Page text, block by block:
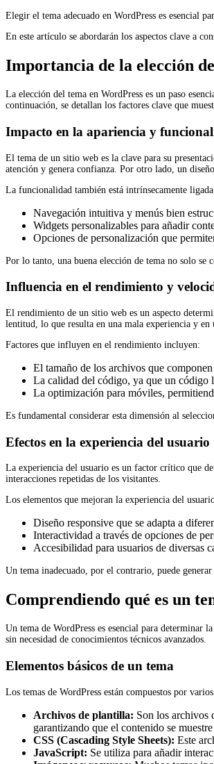
Elegir el tema adecuado en WordPress es esencial
En este artículo se abordarán los aspectos clave a
Importancia de la elección
La elección del tema en WordPress es un paso
continuación, se detallan los factores clave que
Impacto en la apariencia y
El tema de un sitio web es la clave para su
atención y genera confianza. Por otro lado, un
La funcionalidad también está intrínsecamente
Navegación intuitiva y menús bien
Widgets personalizables para añadir
Opciones de personalización que
Por lo tanto, una buena elección de tema no solo se
Influencia en el rendimiento y
El rendimiento de un sitio web es un aspecto
lentitud, lo que resulta en una mala experiencia y en
Factores que influyen en el rendimiento incluyen:
El tamaño de los archivos que componen
La calidad del código, ya que un código
La optimización para móviles,
Es fundamental considerar esta dimensión al
Efectos en la experiencia del usuario
La experiencia del usuario es un factor crítico que
interacciones repetidas de los visitantes.
Los elementos que mejoran la experiencia del
Diseño responsive que se adapta a
Interactividad a través de opciones de
Accesibilidad para usuarios de diversas
Un tema inadecuado, por el contrario, puede
Comprendiendo qué es un
Un tema de WordPress es esencial para determinar
sin necesidad de conocimientos técnicos avanzados.
Elementos básicos de un tema
Los temas de WordPress están compuestos por
Archivos de plantilla: Son los archivos
garantizando que el contenido se
CSS (Cascading Style Sheets): Este
JavaScript: Se utiliza para añadir